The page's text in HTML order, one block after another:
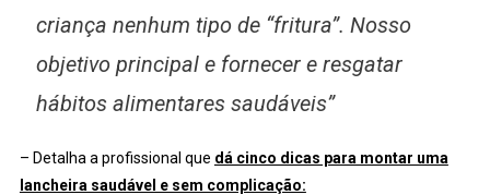
criança nenhum tipo de “fritura”. Nosso
objetivo principal e fornecer e resgatar
hábitos alimentares saudáveis”
– Detalha a profissional que dá cinco dicas para montar uma
lancheira saudável e sem complicação: